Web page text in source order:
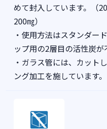
めて封入しています。（
200㎎）
・使用方法はスタンダー
ップ用の2層目の活性炭が
・ガラス管には、カット
ング加工を施しています。